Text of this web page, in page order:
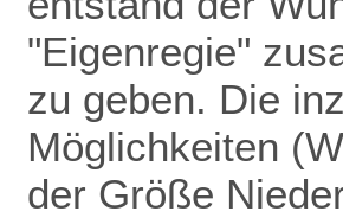
"Eigenregie"
zu geben. Die
Möglichkeiten
der Größe